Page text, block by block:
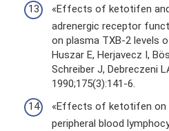
«Effects of ketotifen
adrenergic receptor
on plasma TXB-2 levels
Huszar E, Herjavecz I,
Schreiber J, Debreczeni
1990;175(3):141-6.
«Effects of ketotifen on
peripheral blood